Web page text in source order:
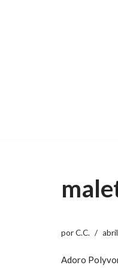
porC.C.
Adoro